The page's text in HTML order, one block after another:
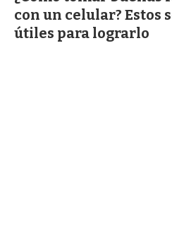
con un celular? Estos
útiles para lograrlo